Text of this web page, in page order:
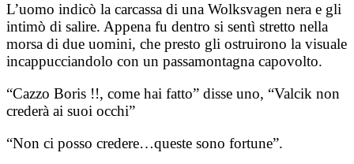
L’uomo indicò la carcassa di una Wolksvagen nera e gli
intimò di salire. Appena fu dentro si sentì stretto nella
morsa di due uomini, che presto gli ostruirono la visuale
incappucciandolo con un passamontagna capovolto.
“Cazzo Boris !!, come hai fatto” disse uno, “Valcik non
crederà ai suoi occhi”
“Non ci posso credere…queste sono fortune”.